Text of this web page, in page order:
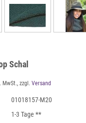
Schal
MwSt., zzgl. Versand
01018157-M20
1-3 Tage **